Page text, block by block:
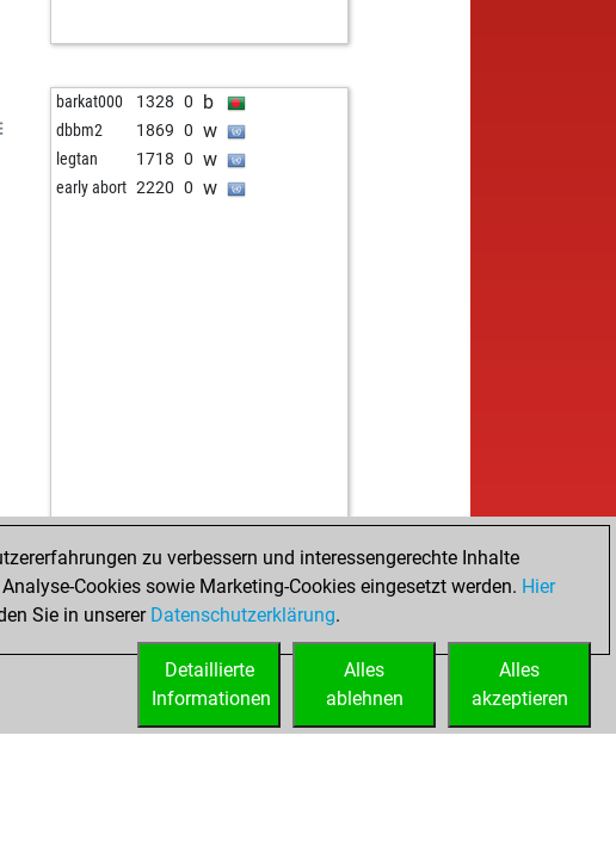
barkat000 1328 0 b
dbbm2 1869 0 w
legtan 1718 0 w
early abort 2220 0 w
zu verbessern und interessengerechte Inhalte
Cookies sowie Marketing-Cookies eingesetzt werden. Hier
Sie in unserer Datenschutzerklärung.
Alles
akzeptieren
Alles
ablehnen
Detaillierte
Informationen